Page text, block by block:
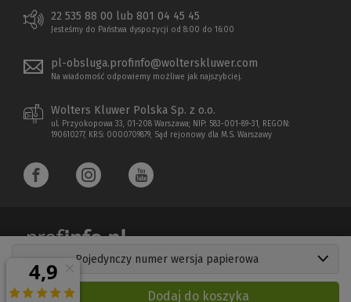
Pojedynczy numer wersja papierowa
Dodaj do koszyka
22 535 88 00 lub 801 04 45 45
Jesteśmy do Państwa dyspozycji od 8:00 do 16:00
pl-obsluga.profinfo@wolterskluwer.com
Na wiadomość odpowiemy możliwe jak najszybciej.
Wolters Kluwer Polska Sp. z o.o.
ul. Przyokopowa 33, 01-208 Warszawa; NIP: 583-001-89-31, REGON:
190610277, KRS: 0000709879, Sąd rejonowy dla M.S. Warszawy
Copyright 1997 - 2026 Wolters Kluwer Polska Sp. z o.o.